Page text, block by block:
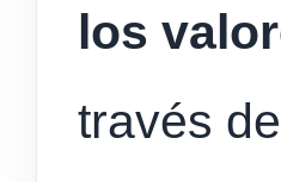
los
través